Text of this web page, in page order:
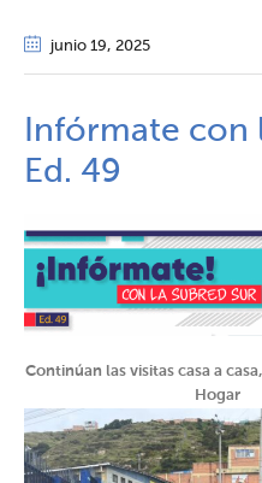
junio 19, 2025
Infórmate con
Ed. 49
Continúan las visitas casa a
Hogar